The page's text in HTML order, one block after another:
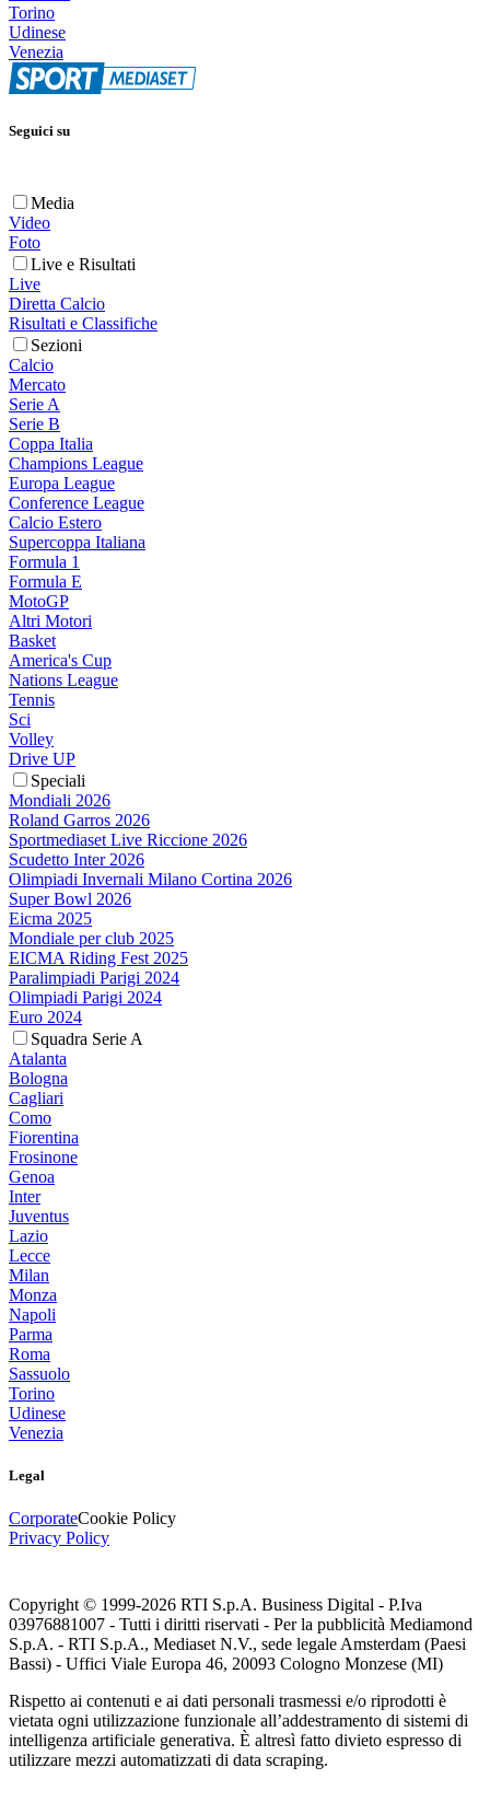
Torino
Udinese
Venezia
Seguici su
Media
Video
Foto
Live e Risultati
Live
Diretta Calcio
Risultati e Classifiche
Sezioni
Calcio
Mercato
Serie A
Serie B
Coppa Italia
Champions League
Europa League
Conference League
Calcio Estero
Supercoppa Italiana
Formula 1
Formula E
MotoGP
Altri Motori
Basket
America's Cup
Nations League
Tennis
Sci
Volley
Drive UP
Speciali
Mondiali 2026
Roland Garros 2026
Sportmediaset Live Riccione 2026
Scudetto Inter 2026
Olimpiadi Invernali Milano Cortina 2026
Super Bowl 2026
Eicma 2025
Mondiale per club 2025
EICMA Riding Fest 2025
Paralimpiadi Parigi 2024
Olimpiadi Parigi 2024
Euro 2024
Squadra Serie A
Atalanta
Bologna
Cagliari
Como
Fiorentina
Frosinone
Genoa
Inter
Juventus
Lazio
Lecce
Milan
Monza
Napoli
Parma
Roma
Sassuolo
Torino
Udinese
Venezia
Legal
CorporateCookie Policy
Privacy Policy
Copyright © 1999-2026 RTI S.p.A. Business Digital - P.Iva
03976881007 - Tutti i diritti riservati - Per la pubblicità Mediamond
S.p.A. - RTI S.p.A., Mediaset N.V., sede legale Amsterdam (Paesi
Bassi) - Uffici Viale Europa 46, 20093 Cologno Monzese (MI)
Rispetto ai contenuti e ai dati personali trasmessi e/o riprodotti è
vietata ogni utilizzazione funzionale all’addestramento di sistemi di
intelligenza artificiale generativa. È altresì fatto divieto espresso di
utilizzare mezzi automatizzati di data scraping.